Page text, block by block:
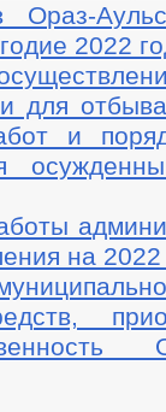
2022
для
и
на 2022